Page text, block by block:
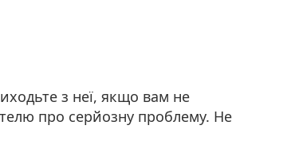
з неї, якщо вам не
про серйозну проблему. Не